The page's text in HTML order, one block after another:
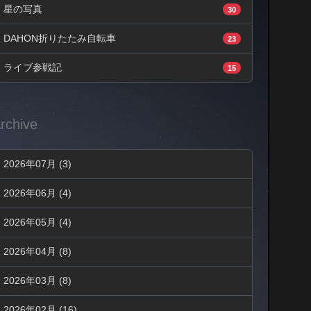
星の写真 30
DAHON折りたたみ自転車 23
ライブ参戦記 15
2026年07月 (3)
2026年06月 (4)
2026年05月 (4)
2026年04月 (8)
2026年03月 (8)